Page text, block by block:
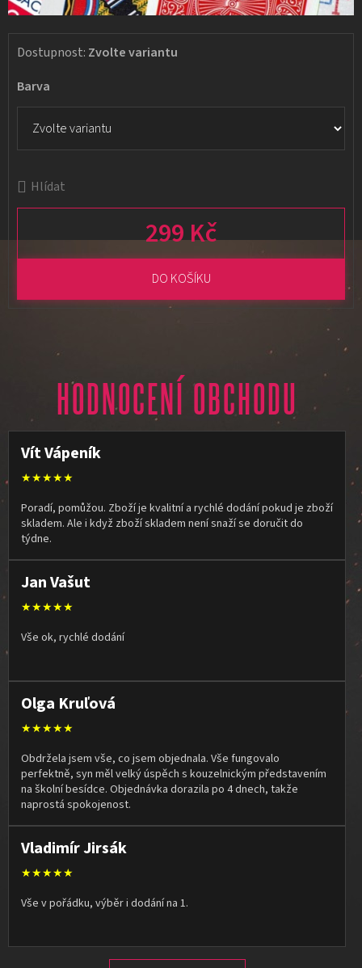
Barva
Hlídat
299 Kč
Měrná cena:
DO KOŠÍKU
Dostupnost: Zvolte variantu
HODNOCENÍ OBCHODU
Vít Vápeník
★★★★★
Poradí, pomůžou. Zboží je kvalitní a rychlé dodání pokud je zboží
skladem. Ale i když zboží skladem není snaží se doručit do
týdne.
Jan Vašut
★★★★★
Vše ok, rychlé dodání
Olga Kruľová
★★★★★
Obdržela jsem vše, co jsem objednala. Vše fungovalo
perfektně, syn měl velký úspěch s kouzelnickým představením
na školní besídce. Objednávka dorazila po 4 dnech, takže
naprostá spokojenost.
Vladimír Jirsák
★★★★★
Vše v pořádku, výběr i dodání na 1.